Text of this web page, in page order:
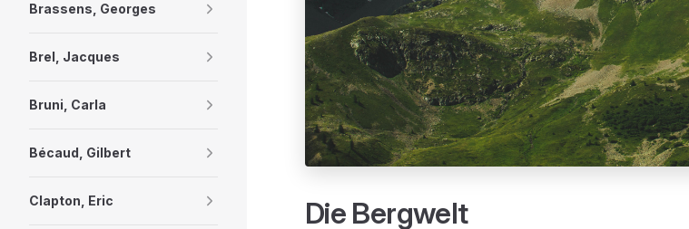
Brassens, Georges
Brel, Jacques
Bruni, Carla
Bécaud, Gilbert
Clapton, Eric Die Bergwelt